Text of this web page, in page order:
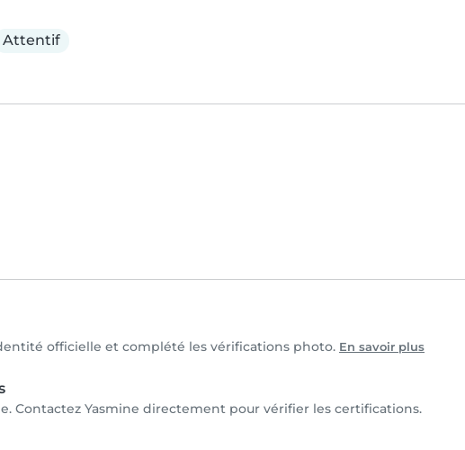
Attentif
officielle et complété les vérifications photo. En savoir plus
Contactez Yasmine directement pour vérifier les certifications.